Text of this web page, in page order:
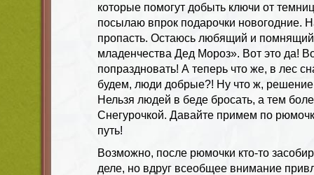
которые помогут добыть ключи от
посылаю впрок подарочки новогодние.
пропасть. Остаюсь любящий и помнящий
младенчества Дед Мороз». Вот это да!
попраздновать! А теперь что же, в лес
будем, люди добрые?! Ну что ж,
Нельзя людей в беде бросать, а тем
Снегурочкой. Давайте примем по
путь!
Возможно, после рюмочки кто-то
деле, но вдруг всеобщее внимание